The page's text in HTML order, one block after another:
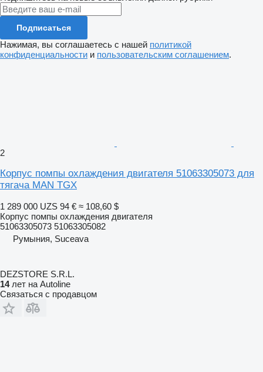
Подписаться
Нажимая, вы соглашаетесь с нашей политикой
конфиденциальности и пользовательским соглашением.
2
Корпус помпы охлаждения двигателя 51063305073 для
тягача MAN TGX
1 289 000 UZS 94 € ≈ 108,60 $
Корпус помпы охлаждения двигателя
51063305073 51063305082
Румыния, Suceava
DEZSTORE S.R.L.
14лет на Autoline
Связаться с продавцом